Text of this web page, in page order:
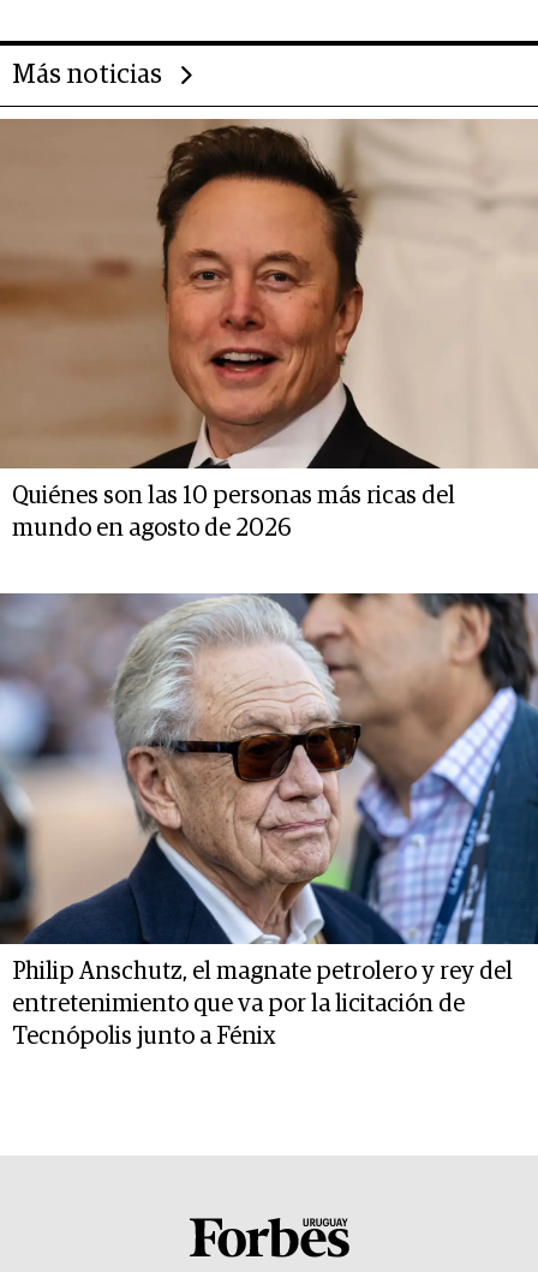
Más noticias
Quiénes son las 10 personas más ricas del
mundo en agosto de 2026
Philip Anschutz, el magnate petrolero y rey del
entretenimiento que va por la licitación de
Tecnópolis junto a Fénix